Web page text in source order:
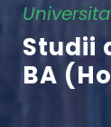
Studii
BA